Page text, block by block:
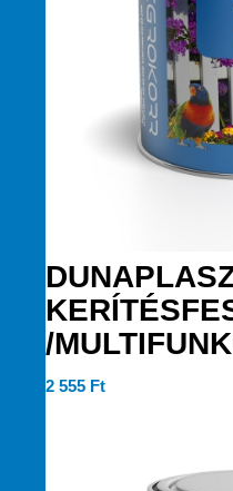
/
2 555 Ft